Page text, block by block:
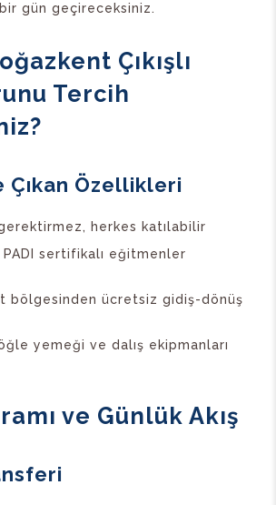
gün geçireceksiniz.
Çıkışlı
Tercih
Çıkan Özellikleri
herkes katılabilir
PADI sertifikalı eğitmenler
bölgesinden ücretsiz gidiş-dönüş
yemeği ve dalış ekipmanları
ve Günlük Akış